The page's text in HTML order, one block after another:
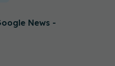
News -